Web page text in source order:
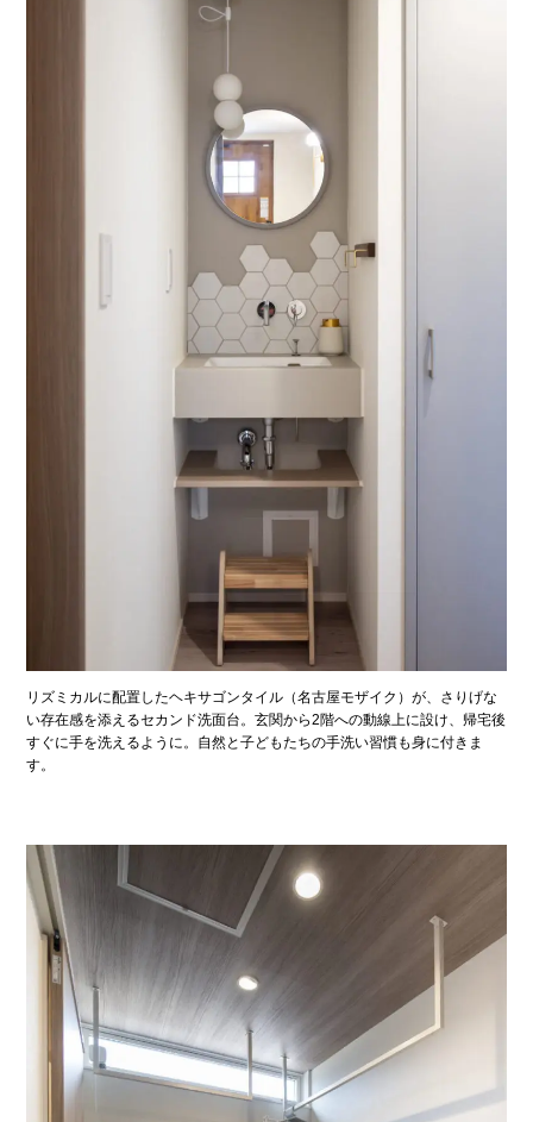
リズミカルに配置したヘキサゴンタイル（名古屋モザイク）が、さりげな
い存在感を添えるセカンド洗面台。玄関から2階への動線上に設け、帰宅後
すぐに手を洗えるように。自然と子どもたちの手洗い習慣も身に付きま
す。